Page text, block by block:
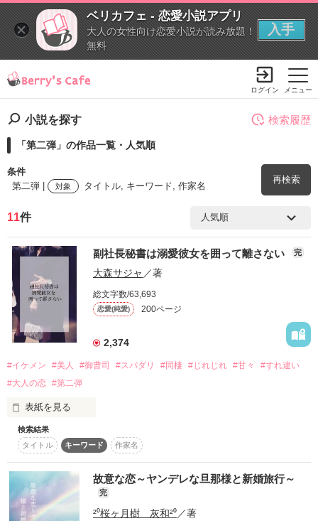
ベリカフェ - 恋愛小説アプリ
大人の女性向け恋愛小説が読み放題！
無料
入手
メニュー
ログイン
小説を探す
「第二弾」の作品一覧・人気順
条件
第二弾 |
対象 タイトル, キーワード, 作家名
再検索
検索ワード
を含む
詳しく検索
タイトル
ジャンル
感想
ステータス 全て 完結
検索履歴
11件
副社長秘書は溺愛彼女を囲って離さない 完
大森サジャ ／著
総文字数/63,693
恋愛(純愛) 200ページ
2,374
#イケメン #美人 #御曹司 #スパダリ #同棲 #じれじれ #甘々
#すれ違い
#大人の恋 #第二弾
表紙を見る
イケメンシリーズ第二弾
カフェ・フラワーショップ店員
間宮　栄麻　29歳
（まみや　えま）
×
大手ゼネコン
検索結果
タイトル
キーワード 作家名
故意な恋～ヤンデレな旦那様と新婚旅行～
完
²⁰桜ヶ月樹 灰和²⁰／著